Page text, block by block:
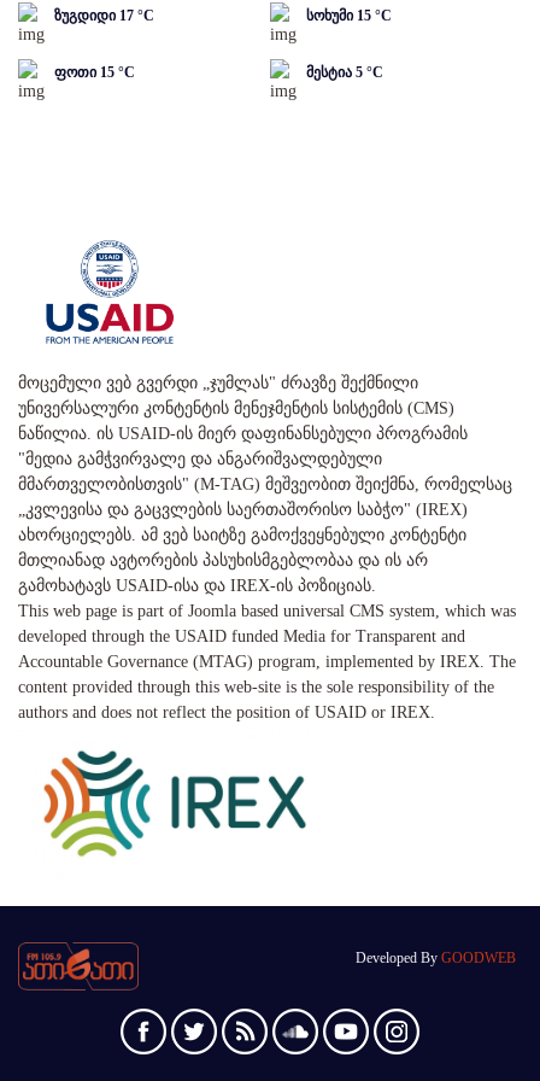
ზუგდიდი 17 °C სოხუმი 15 °C
ფოთი 15 °C მესტია 5 °C
მოცემული ვებ გვერდი „ჯუმლას" ძრავზე შექმნილი
უნივერსალური კონტენტის მენეჯმენტის სისტემის (CMS)
ნაწილია. ის USAID-ის მიერ დაფინანსებული პროგრამის
"მედია გამჭვირვალე და ანგარიშვალდებული
მმართველობისთვის" (M-TAG) მეშვეობით შეიქმნა, რომელსაც
„კვლევისა და გაცვლების საერთაშორისო საბჭო" (IREX)
ახორციელებს. ამ ვებ საიტზე გამოქვეყნებული კონტენტი
მთლიანად ავტორების პასუხისმგებლობაა და ის არ
გამოხატავს USAID-ისა და IREX-ის პოზიციას.
This web page is part of Joomla based universal CMS system, which was
developed through the USAID funded Media for Transparent and
Accountable Governance (MTAG) program, implemented by IREX. The
content provided through this web-site is the sole responsibility of the
authors and does not reflect the position of USAID or IREX.
Developed By GOODWEB